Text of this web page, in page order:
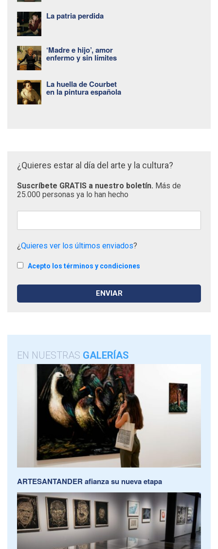
La patria perdida
‘Madre e hijo’, amor
enfermo y sin límites
La huella de Courbet
en la pintura española
¿Quieres estar al día del arte y la cultura?
Suscríbete GRATIS a nuestro boletín. Más de
25.000 personas ya lo han hecho
¿Quieres ver los últimos enviados?
Acepto los términos y condiciones
EN NUESTRAS GALERÍAS
ARTESANTANDER afianza su nueva etapa